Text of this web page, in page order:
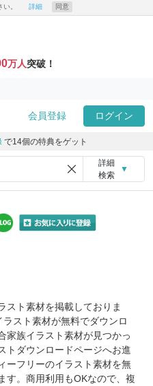
い。 詳細 同意
万人突破！
会員登録 ログイン
で14個の特典をゲット
詳細
検索
▼
スト素材を掲載しておりま
スト素材が無料でダウンロ
家族イラスト素材が見つかっ
トダウンロードページへお進
ーフリーのイラスト素材を無
す。商用利用もOKなので、複